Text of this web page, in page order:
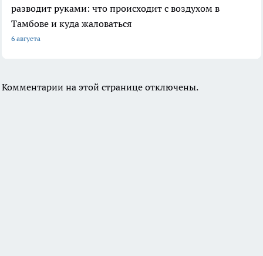
разводит руками: что происходит с воздухом в
Тамбове и куда жаловаться
6 августа
Комментарии на этой странице отключены.